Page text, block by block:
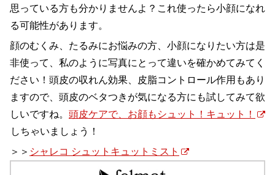
思っている方も分かりませんよ？これ使ったら小顔になれ
る可能性があります。
顔のむくみ、たるみにお悩みの方、小顔になりたい方は是
非使って、私のように写真にとって違いを確かめてみてく
ださい！頭皮の収れん効果、皮脂コントロール作用もあり
ますので、頭皮のベタつきが気になる方にも試してみて欲
しいですね。 頭皮ケアで、お顔もシュット！キュット！
しちゃいましょう！
＞＞ シャレコ シュットキュットミスト